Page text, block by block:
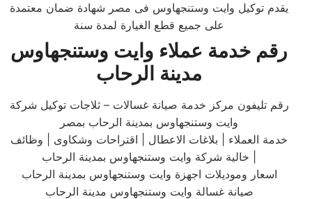
يقدم توكيل وايت وستنجهاوس فى مصر شهادة ضمان معتمدة
على جميع قطع الغيارة لمدة سنة
رقم خدمة عملاء وايت وستنجهاوس
مدينة الرحاب
رقم تليفون مركز خدمة صيانة غسالات – ثلاجات توكيل شركة
وايت وستنجهاوس بمدينة الرحاب بمصر
خدمة العملاء | بلاغات الاعطال | اقتراحات وشكاوى | وظائف
اسعار وموديلات اجهزة وايت وستنجهاوس بمدينة الرحاب
صيانة غسالة وايت وستنجهاوس مدينة الرحاب